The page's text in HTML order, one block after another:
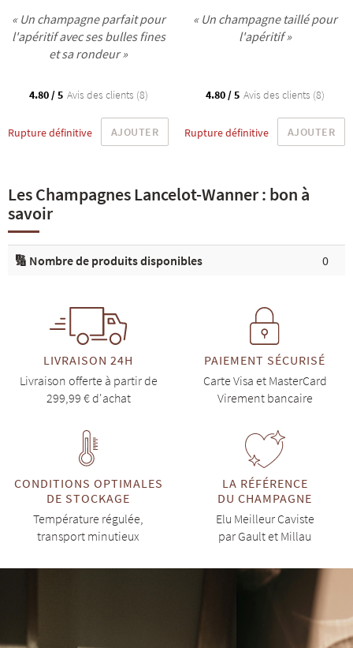
« Un champagne parfait pour
l'apéritif avec ses bulles fines
et sa rondeur »
4.80 / 5 Avis des clients (8)
Rupture définitive AJOUTER
« Un champagne taillé pour
l'apéritif »
4.80 / 5 Avis des clients (8)
Rupture définitive AJOUTER
Les Champagnes Lancelot-Wanner : bon à
savoir
🔢 Nombre de produits disponibles 0
LIVRAISON 24H
Livraison offerte à partir de
299,99 € d'achat
PAIEMENT SÉCURISÉ
Carte Visa et MasterCard
Virement bancaire
CONDITIONS OPTIMALES
DE STOCKAGE
Température régulée,
transport minutieux
LA RÉFÉRENCE
DU CHAMPAGNE
Elu Meilleur Caviste
par Gault et Millau